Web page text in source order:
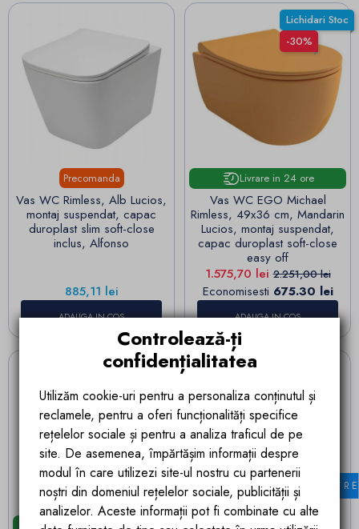
Precomanda
Vas WC Rimless, Alb Lucios,
montaj suspendat, capac
duroplast slim soft-close
inclus, Alfonso
Pret
885,11 lei
ADAUGA IN COS
Lichidari Stoc
-30%
Livrare in 24 ore
Vas WC EGO Michael
Rimless, 49x36 cm, Mandarin
Lucios, montaj suspendat,
capac duroplast soft-close
easy off
Pret
1.575,70 leiPret de baza
2.251,00 lei
Economisesti 675.30 lei
ADAUGA IN COS
Livrare in 24 ore Precomanda
Controlează-ți
confidențialitatea
Utilizăm cookie-uri pentru a personaliza conținutul și
reclamele, pentru a oferi funcționalități specifice
rețelelor sociale și pentru a analiza traficul de pe
site. De asemenea, împărtășim informații despre
modul în care utilizezi site-ul nostru cu partenerii
noștri din domeniul rețelelor sociale, publicității și
analizelor. Aceste informații pot fi combinate cu alte
FILTRE